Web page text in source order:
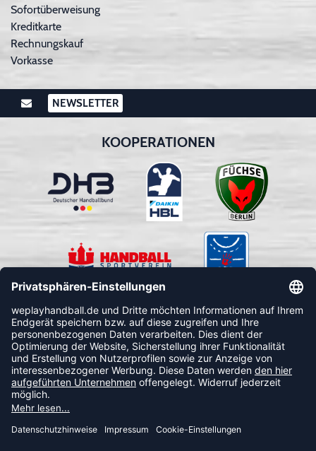
Sofortüberweisung
Kreditkarte
Rechnungskauf
Vorkasse
NEWSLETTER
KOOPERATIONEN
FOLLOW US